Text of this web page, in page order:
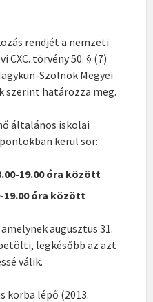
rendjét a nemzeti
CXC. törvény 50. § (7)
Szolnok Megyei
szerint határozza meg.
általános iskolai
kerül sor:
19.00 óra között
19.00 óra között
augusztus 31.
legkésőbb az azt
válik.
korba lépő (2013.